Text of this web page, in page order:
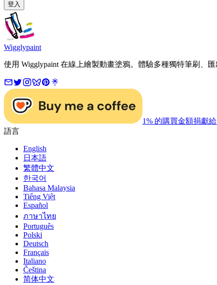
登入
Wigglypaint
使用 Wigglypaint 在線上繪製動畫塗鴉。體驗多種獨特筆刷、
1% 的購買金額捐獻給
語言
English
日本語
繁體中文
한국어
Bahasa Malaysia
Tiếng Việt
Español
ภาษาไทย
Português
Polski
Deutsch
Français
Italiano
Čeština
简体中文